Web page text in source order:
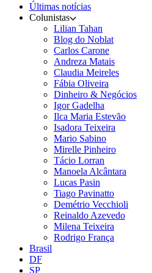
Últimas notícias
Colunistas
Lilian Tahan
Blog do Noblat
Carlos Carone
Andreza Matais
Claudia Meireles
Fábia Oliveira
Dinheiro & Negócios
Igor Gadelha
Ilca Maria Estevão
Isadora Teixeira
Mario Sabino
Mirelle Pinheiro
Tácio Lorran
Manoela Alcântara
Lucas Pasin
Tiago Pavinatto
Demétrio Vecchioli
Reinaldo Azevedo
Milena Teixeira
Rodrigo França
Brasil
DF
SP